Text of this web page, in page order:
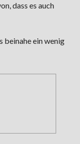
dass es auch
beinahe ein wenig